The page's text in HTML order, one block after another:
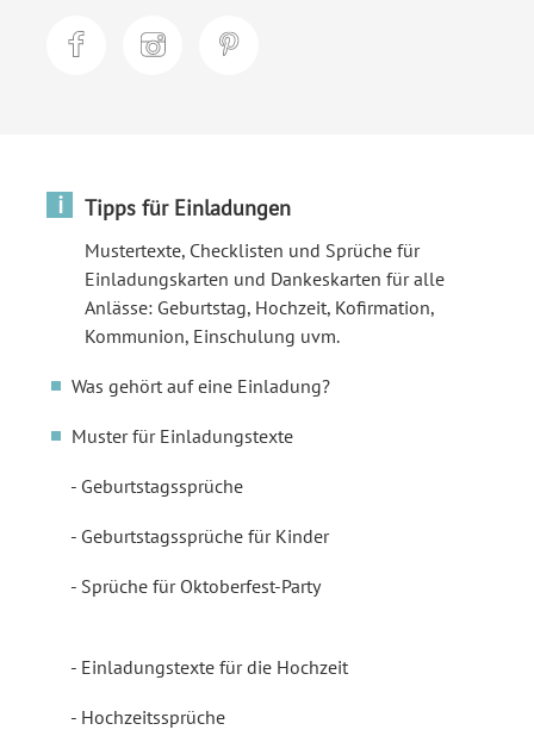
i Tipps für Einladungen
Mustertexte, Checklisten und Sprüche für
Einladungskarten und Dankeskarten für alle
Anlässe: Geburtstag, Hochzeit, Kofirmation,
Kommunion, Einschulung uvm.
Was gehört auf eine Einladung?
Muster für Einladungstexte
Geburtstagssprüche
Geburtstagssprüche für Kinder
Sprüche für Oktoberfest-Party
Einladungstexte für die Hochzeit
Hochzeitssprüche